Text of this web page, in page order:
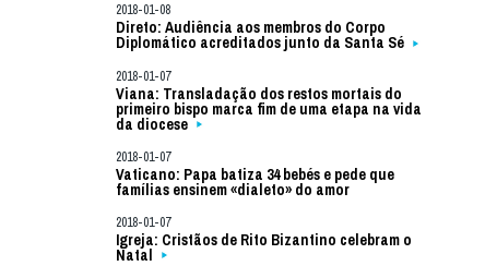
2018-01-08
Direto: Audiência aos membros do Corpo
Diplomático acreditados junto da Santa Sé
2018-01-07
Viana: Transladação dos restos mortais do
primeiro bispo marca fim de uma etapa na vida
da diocese
2018-01-07
Vaticano: Papa batiza 34 bebés e pede que
famílias ensinem «dialeto» do amor
2018-01-07
Igreja: Cristãos de Rito Bizantino celebram o
Natal